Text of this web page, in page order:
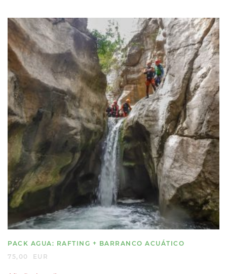
PACK AGUA: RAFTING + BARRANCO ACUÁTICO
75,00
EUR